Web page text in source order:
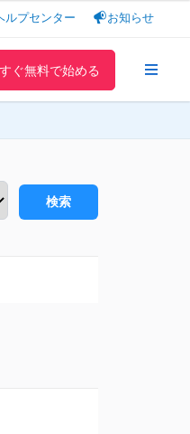
ルプセンター お知らせ
ぐ無料で始める
検索